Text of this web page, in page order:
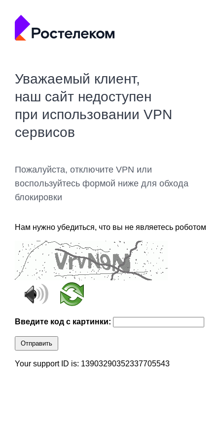
Уважаемый клиент,
наш сайт недоступен
при использовании VPN
сервисов
Пожалуйста, отключите VPN или
воспользуйтесь формой ниже для обхода
блокировки
Нам нужно убедиться, что вы не являетесь роботом
Введите код с картинки:
Отправить
Your support ID is: 13903290352337705543